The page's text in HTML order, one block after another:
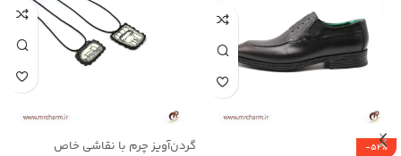
-52%
گردن‌آویز چرم با نقاشی خاص